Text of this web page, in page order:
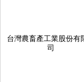
台灣農畜產工業股份有
司